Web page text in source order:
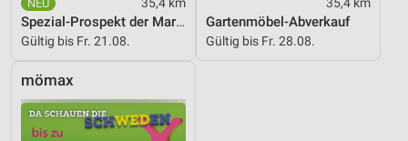
Spezial-Prospekt der Marken
Gültig bis Fr. 21.08.
Gartenmöbel-Abverkauf
Gültig bis Fr. 28.08.
mömax